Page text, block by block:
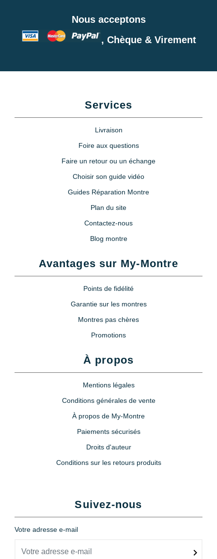
Nous acceptons
, Chèque & Virement
Services
Livraison
Foire aux questions
Faire un retour ou un échange
Choisir son guide vidéo
Guides Réparation Montre
Plan du site
Contactez-nous
Blog montre
Avantages sur My-Montre
Points de fidélité
Garantie sur les montres
Montres pas chères
Promotions
À propos
Mentions légales
Conditions générales de vente
À propos de My-Montre
Paiements sécurisés
Droits d'auteur
Conditions sur les retours produits
Suivez-nous
Votre adresse e-mail